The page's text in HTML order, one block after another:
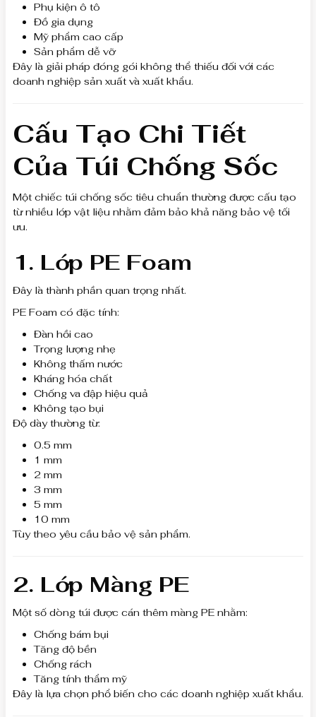
Phụ kiện ô tô
Đồ gia dụng
Mỹ phẩm cao cấp
Sản phẩm dễ vỡ
Đây là giải pháp đóng gói không thể thiếu đối với các
doanh nghiệp sản xuất và xuất khẩu.
Cấu Tạo Chi Tiết
Của Túi Chống Sốc
Một chiếc túi chống sốc tiêu chuẩn thường được cấu tạo
từ nhiều lớp vật liệu nhằm đảm bảo khả năng bảo vệ tối
ưu.
1. Lớp PE Foam
Đây là thành phần quan trọng nhất.
PE Foam có đặc tính:
Đàn hồi cao
Trọng lượng nhẹ
Không thấm nước
Kháng hóa chất
Chống va đập hiệu quả
Không tạo bụi
Độ dày thường từ:
0.5 mm
1 mm
2 mm
3 mm
5 mm
10 mm
Tùy theo yêu cầu bảo vệ sản phẩm.
2. Lớp Màng PE
Một số dòng túi được cán thêm màng PE nhằm:
Chống bám bụi
Tăng độ bền
Chống rách
Tăng tính thẩm mỹ
Đây là lựa chọn phổ biến cho các doanh nghiệp xuất khẩu.